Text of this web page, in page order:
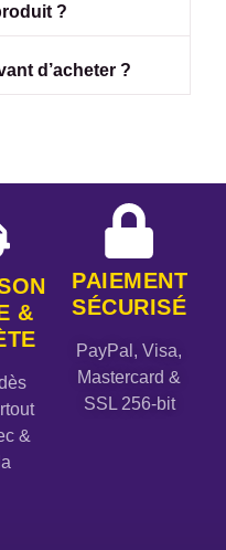
?
d’acheter ?
&
&
PAIEMENT
SÉCURISÉ
PayPal, Visa,
Mastercard &
SSL 256-bit